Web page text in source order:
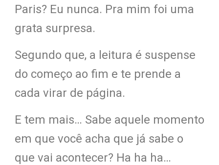
Paris? Eu nunca. Pra mim foi uma
grata surpresa.
Segundo que, a leitura é suspense
do começo ao fim e te prende a
cada virar de página.
E tem mais… Sabe aquele momento
em que você acha que já sabe o
que vai acontecer? Ha ha ha…